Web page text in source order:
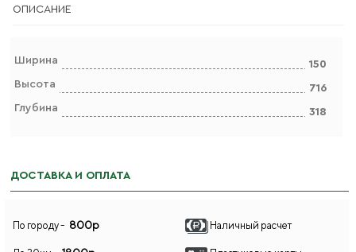
ОПИСАНИЕ
Ширина
150
Высота
716
Глубина
318
ДОСТАВКА И ОПЛАТА
По городу - 800р Наличный расчет